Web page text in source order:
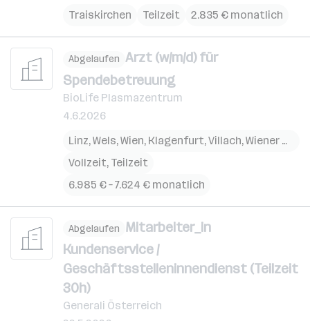
Traiskirchen
Teilzeit 2.835 € monatlich
Abgelaufen Arzt (w/m/d) für
Spendebetreuung
BioLife Plasmazentrum
4.6.2026
Linz,Wels,Wien, Klagenfurt,Villach,Wiener Neustadt
Vollzeit, Teilzeit
6.985 € – 7.624 € monatlich
Abgelaufen Mitarbeiter_in
Kundenservice /
Geschäftsstelleninnendienst (Teilzeit
30h)
Generali Österreich